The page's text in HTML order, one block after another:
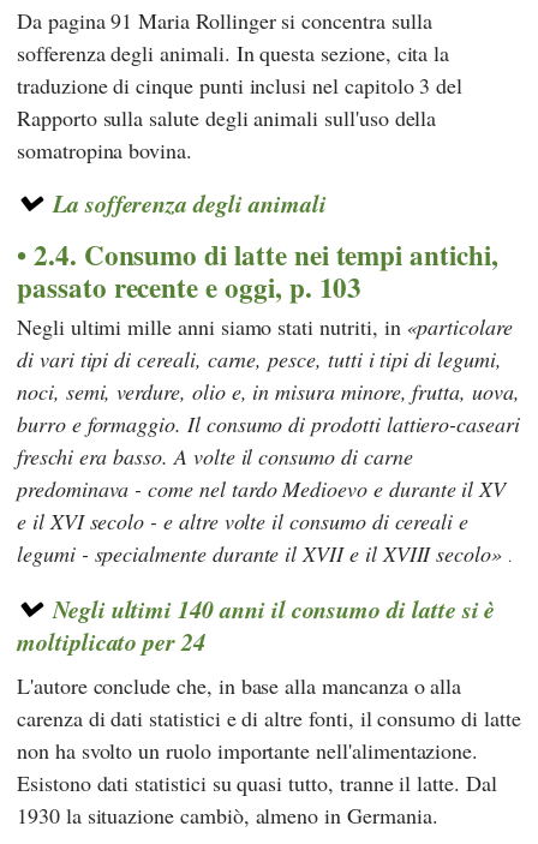
Da pagina 91Maria Rollinger si concentra sulla
sofferenza degli animali. In questa sezione, cita la
traduzione di cinque punti inclusi nel capitolo 3 del
Rapporto sulla salute degli animali sull'uso della
somatropina bovina.
La sofferenza degli animali
2.4. Consumo di latte nei tempi antichi,
passato recente e oggi, p. 103
Negli ultimi mille anni siamo stati nutriti, in particolare
di vari tipi di cereali, carne, pesce, tutti i tipi di legumi,
noci, semi, verdure, olio e, in misura minore, frutta, uova,
burro e formaggio. Il consumo di prodotti lattiero-caseari
freschi era basso. A volte il consumo di carne
predominava - come nel tardo Medioevo e durante il XV
e il XVI secolo - e altre volte il consumo di cereali e
legumi - specialmente durante il XVII e il XVIII secolo
.
Negli ultimi 140 anni il consumo di latte si è
moltiplicato per 24
L'autore conclude che, in base alla mancanza o alla
carenza di dati statistici e di altre fonti, il consumo di latte
non ha svolto un ruolo importante nell'alimentazione.
Esistono dati statistici su quasi tutto, tranne il latte. Dal
1930 la situazione cambiò, almeno in Germania.